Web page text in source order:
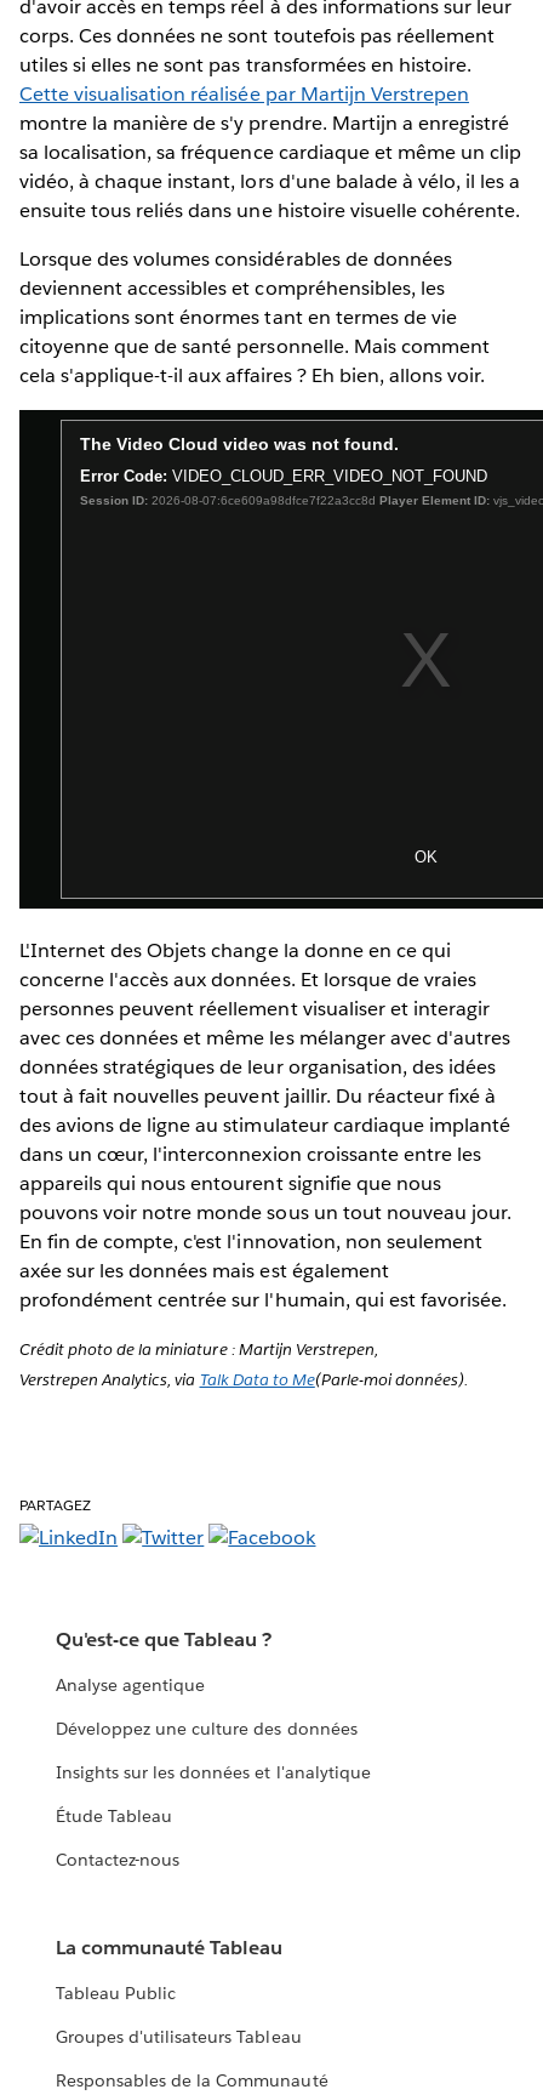
d'avoir accès en temps réel à des informations sur leur
corps. Ces données ne sont toutefois pas réellement
utiles si elles ne sont pas transformées en histoire.
Cette visualisation réalisée par Martijn Verstrepen
montre la manière de s'y prendre. Martijn a enregistré
sa localisation, sa fréquence cardiaque et même un clip
vidéo, à chaque instant, lors d'une balade à vélo, il les a
ensuite tous reliés dans une histoire visuelle cohérente.
Lorsque des volumes considérables de données
deviennent accessibles et compréhensibles, les
implications sont énormes tant en termes de vie
citoyenne que de santé personnelle. Mais comment
cela s'applique-t-il aux affaires ? Eh bien, allons voir.
L'Internet des Objets change la donne en ce qui
concerne l'accès aux données. Et lorsque de vraies
personnes peuvent réellement visualiser et interagir
avec ces données et même les mélanger avec d'autres
données stratégiques de leur organisation, des idées
tout à fait nouvelles peuvent jaillir. Du réacteur fixé à
des avions de ligne au stimulateur cardiaque implanté
dans un cœur, l'interconnexion croissante entre les
appareils qui nous entourent signifie que nous
pouvons voir notre monde sous un tout nouveau jour.
En fin de compte, c'est l'innovation, non seulement
axée sur les données mais est également
profondément centrée sur l'humain, qui est favorisée.
Crédit photo de la miniature : Martijn Verstrepen,
Verstrepen Analytics, via Talk Data to Me(Parle-moi données).
PARTAGEZ
Qu'est-ce que Tableau ?
Analyse agentique
Développez une culture des données
Insights sur les données et l'analytique
Étude Tableau
Contactez-nous
La communauté Tableau
Tableau Public
Groupes d'utilisateurs Tableau
Responsables de la Communauté